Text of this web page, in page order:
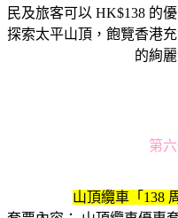
民及旅客可以 HK$138 的
探索太平山頂，飽覽香港
的絢
第
山頂纜車「138